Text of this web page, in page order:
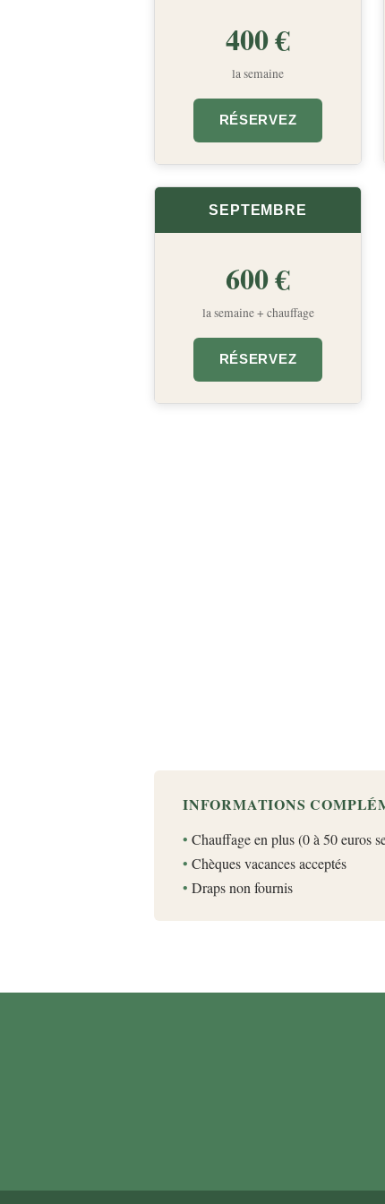
400 €
la semaine
RÉSERVEZ
SEPTEMBRE
600 €
la semaine + chauffage
RÉSERVEZ
INFORMATIONS
Chauffage en plus (0 à 50 euros
Chèques vacances acceptés
Draps non fournis